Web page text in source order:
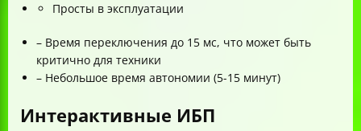
Просты в эксплуатации
– Время переключения до 15 мс, что может быть
критично для техники
– Небольшое время автономии (5-15 минут)
Интерактивные ИБП